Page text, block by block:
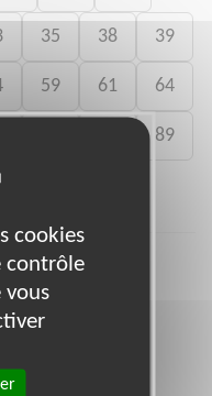
35 38 39
59 61 64
89
dans le
cookies
contrôle
vous